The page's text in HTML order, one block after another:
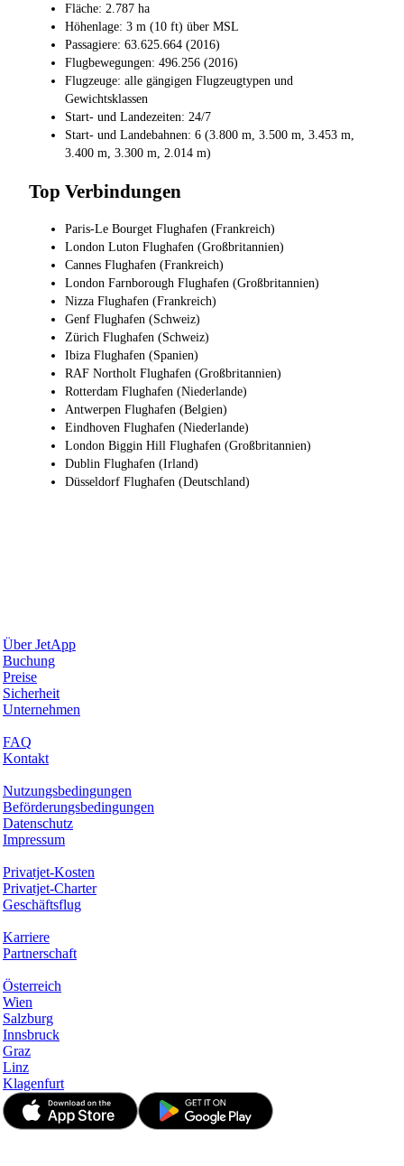
Fläche: 2.787 ha
Höhenlage: 3 m (10 ft) über MSL
Passagiere: 63.625.664 (2016)
Flugbewegungen: 496.256 (2016)
Flugzeuge: alle gängigen Flugzeugtypen und
Gewichtsklassen
Start- und Landezeiten: 24/7
Start- und Landebahnen: 6 (3.800 m, 3.500 m, 3.453 m,
3.400 m, 3.300 m, 2.014 m)
Top Verbindungen
Paris-Le Bourget Flughafen (Frankreich)
London Luton Flughafen (Großbritannien)
Cannes Flughafen (Frankreich)
London Farnborough Flughafen (Großbritannien)
Nizza Flughafen (Frankreich)
Genf Flughafen (Schweiz)
Zürich Flughafen (Schweiz)
Ibiza Flughafen (Spanien)
RAF Northolt Flughafen (Großbritannien)
Rotterdam Flughafen (Niederlande)
Antwerpen Flughafen (Belgien)
Eindhoven Flughafen (Niederlande)
London Biggin Hill Flughafen (Großbritannien)
Dublin Flughafen (Irland)
Düsseldorf Flughafen (Deutschland)
Über JetApp
Buchung
Preise
Sicherheit
Unternehmen
FAQ
Kontakt
Nutzungsbedingungen
Beförderungsbedingungen
Datenschutz
Impressum
Privatjet-Kosten
Privatjet-Charter
Geschäftsflug
Karriere
Partnerschaft
Österreich
Wien
Salzburg
Innsbruck
Graz
Linz
Klagenfurt